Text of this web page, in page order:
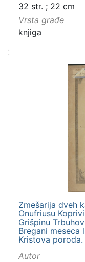
32 str. ; 22 cm
Vrsta građe
knjiga
Zmešarija dveh
Onufriusu
Grišpinu
Bregani meseca
Kristova poroda.
Autor